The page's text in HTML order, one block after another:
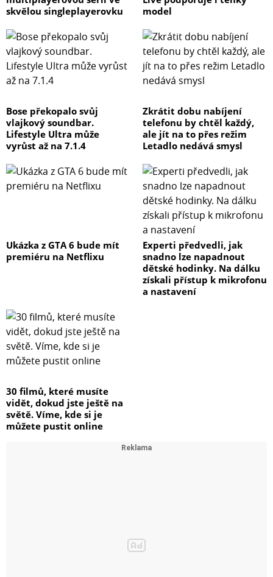
skvělou singleplayerovku
model
Bose překopalo svůj
vlajkový soundbar.
Lifestyle Ultra může
vyrůst až na 7.1.4
Zkrátit dobu nabíjení
telefonu by chtěl každý,
ale jít na to přes režim
Letadlo nedává smysl
Ukázka z GTA 6 bude mít
premiéru na Netflixu
Experti předvedli, jak
snadno lze napadnout
dětské hodinky. Na dálku
získali přístup k mikrofonu
a nastavení
30 filmů, které musíte
vidět, dokud jste ještě na
světě. Víme, kde si je
můžete pustit online